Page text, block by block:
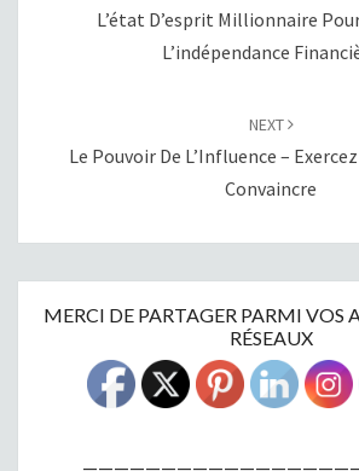
L’état D’esprit Millionnaire
L’indépendance
NEXT
Le Pouvoir De L’Influence –
Convaincre
MERCI DE PARTAGER PARMI VOS
RÉSEAUX